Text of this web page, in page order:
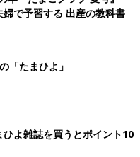
婦で予習する 出産の教科書
「たまひよ」
よ雑誌を買うとポイント10